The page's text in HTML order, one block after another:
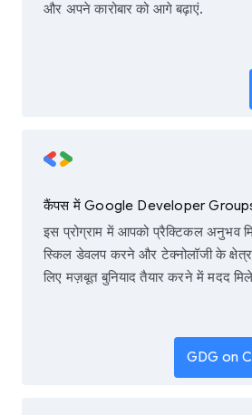
और अपने कारोबार को आगे बढ़ाएं.
कैंपस में Google Developer
इस प्रोग्राम में आपको प्रैक्टिकल अनुभव
स्किल डेवलप करने और टेक्नोलॉजी के
लिए मज़बूत बुनियाद तैयार करने में मदद
GDG on